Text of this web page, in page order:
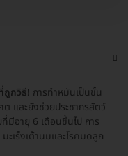
ถูกวิธี! การทำหมันเป็นขั้น
และยังช่วยประชากรสัตว์
มีอายุ 6 เดือนขึ้นไป การ
ะเร็งเต้านมและโรคมดลูก